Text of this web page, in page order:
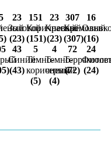
23
Золотой
(23)
151
Коричневый
(151)
23
Красный
(23)
307
Кремовый
(307)
16
(16)
43
Синий
(43)
5
Темно-
коричневый
(5)
4
Темно-
серый
(4)
72
(72)
24
(24)